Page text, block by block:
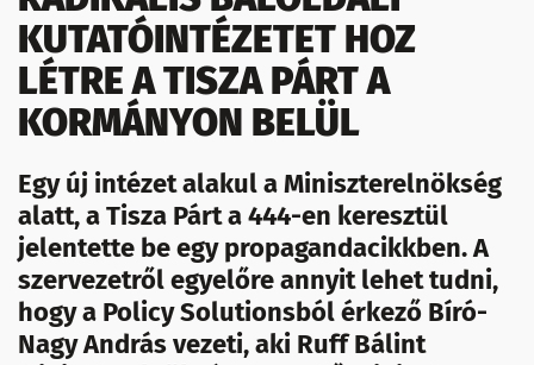
KUTATÓINTÉZETET HOZ
LÉTRE A TISZA PÁRT A
KORMÁNYON BELÜL
Egy új intézet alakul a Miniszterelnökség
alatt, a Tisza Párt a 444-en keresztül
jelentette be egy propagandacikkben. A
szervezetről egyelőre annyit lehet tudni,
hogy a Policy Solutionsból érkező Bíró-
Nagy András vezeti, aki Ruff Bálint